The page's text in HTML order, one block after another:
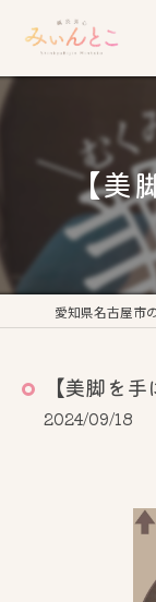
【美
【美脚を
2024/09/18